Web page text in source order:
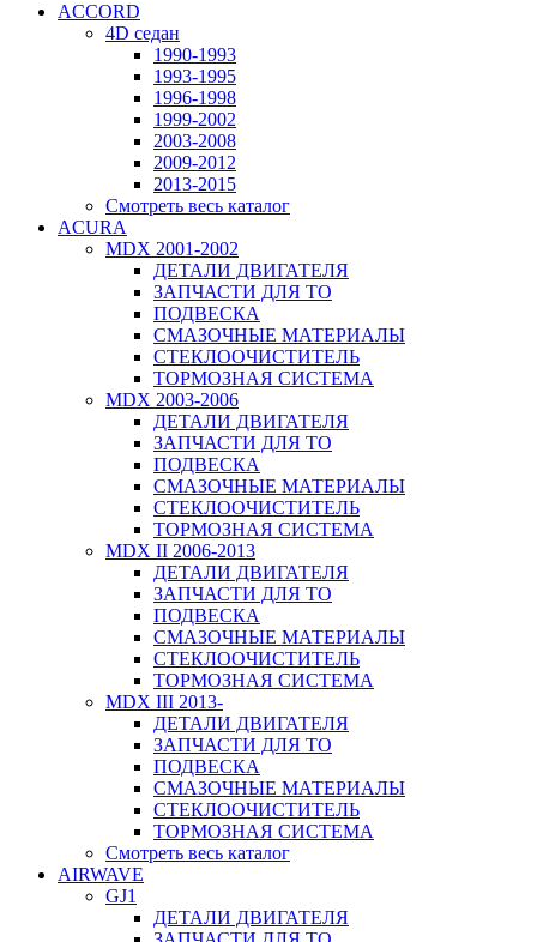
ACCORD
4D седан
1990-1993
1993-1995
1996-1998
1999-2002
2003-2008
2009-2012
2013-2015
Смотреть весь каталог
ACURA
MDX 2001-2002
ДЕТАЛИ ДВИГАТЕЛЯ
ЗАПЧАСТИ ДЛЯ ТО
ПОДВЕСКА
СМАЗОЧНЫЕ МАТЕРИАЛЫ
СТЕКЛООЧИСТИТЕЛЬ
ТОРМОЗНАЯ СИСТЕМА
MDX 2003-2006
ДЕТАЛИ ДВИГАТЕЛЯ
ЗАПЧАСТИ ДЛЯ ТО
ПОДВЕСКА
СМАЗОЧНЫЕ МАТЕРИАЛЫ
СТЕКЛООЧИСТИТЕЛЬ
ТОРМОЗНАЯ СИСТЕМА
MDX II 2006-2013
ДЕТАЛИ ДВИГАТЕЛЯ
ЗАПЧАСТИ ДЛЯ ТО
ПОДВЕСКА
СМАЗОЧНЫЕ МАТЕРИАЛЫ
СТЕКЛООЧИСТИТЕЛЬ
ТОРМОЗНАЯ СИСТЕМА
MDX III 2013-
ДЕТАЛИ ДВИГАТЕЛЯ
ЗАПЧАСТИ ДЛЯ ТО
ПОДВЕСКА
СМАЗОЧНЫЕ МАТЕРИАЛЫ
СТЕКЛООЧИСТИТЕЛЬ
ТОРМОЗНАЯ СИСТЕМА
Смотреть весь каталог
AIRWAVE
GJ1
ДЕТАЛИ ДВИГАТЕЛЯ